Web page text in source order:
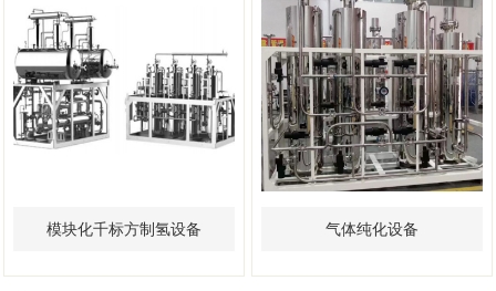
模块化千标方制氢设备 气体纯化设备